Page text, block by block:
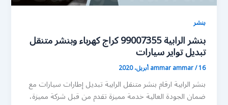
بنشر
بنشر الرابية 99007355 كراج كهرباء وبنشر متنقل
تبديل تواير سيارات
ammar ammar/16 أبريل، 2020
بنشر الرابية ارقام بنشر متنقل الرابية تبديل إطارات سيارات مع
ضمان الجودة العالية خدمة مميزة تقدم من قبل شركة مميزة،